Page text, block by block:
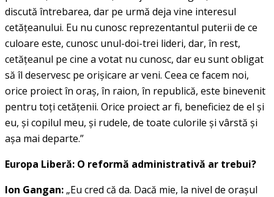
discută întrebarea, dar pe urmă deja vine interesul
cetăţeanului. Eu nu cunosc reprezentantul puterii de ce
culoare este, cunosc unul-doi-trei lideri, dar, în rest,
cetăţeanul pe cine a votat nu cunosc, dar eu sunt obligat
să îl deservesc pe orişicare ar veni. Ceea ce facem noi,
orice proiect în oraş, în raion, în republică, este binevenit
pentru toţi cetăţenii. Orice proiect ar fi, beneficiez de el şi
eu, şi copilul meu, şi rudele, de toate culorile şi vârstă şi
aşa mai departe.”
Europa Liberă: O reformă administrativă ar trebui?
Ion Gangan: „Eu cred că da. Dacă mie, la nivel de oraşul